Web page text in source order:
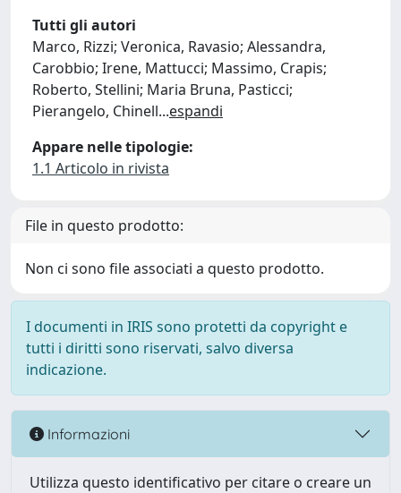
Tutti gli autori
Marco, Rizzi; Veronica, Ravasio; Alessandra,
Carobbio; Irene, Mattucci; Massimo, Crapis;
Roberto, Stellini; Maria Bruna, Pasticci;
Pierangelo, Chinell...espandi
Appare nelle tipologie:
1.1 Articolo in rivista
File in questo prodotto:
Non ci sono file associati a questo prodotto.
I documenti in IRIS sono protetti da copyright e
tutti i diritti sono riservati, salvo diversa
indicazione.
Informazioni
Utilizza questo identificativo per citare o creare un